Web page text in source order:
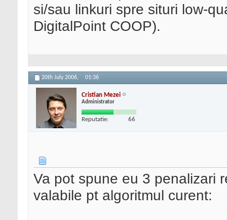
si/sau linkuri spre situri low-
DigitalPoint COOP).
20th July 2006, 01:36
Cristian Mezei
Administrator
Reputatie: 66
Va pot spune eu 3 penalizari
valabile pt algoritmul curent: